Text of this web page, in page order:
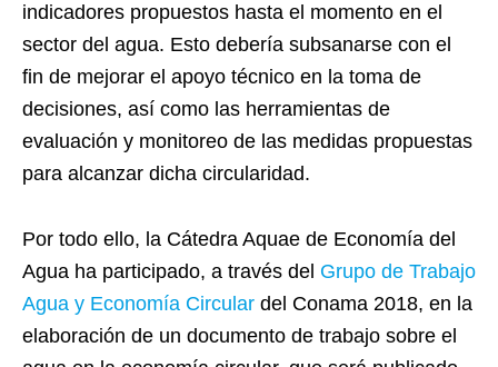
indicadores propuestos hasta el momento en el
sector del agua. Esto debería subsanarse con el
fin de mejorar el apoyo técnico en la toma de
decisiones, así como las herramientas de
evaluación y monitoreo de las medidas propuestas
para alcanzar dicha circularidad.
Por todo ello, la Cátedra Aquae de Economía del
Agua ha participado, a través del Grupo de Trabajo
Agua y Economía Circular del Conama 2018, en la
elaboración de un documento de trabajo sobre el